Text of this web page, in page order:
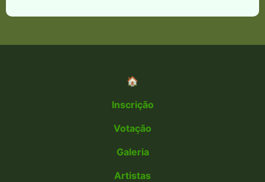
🏠
Inscrição
Votação
Galeria
Artistas